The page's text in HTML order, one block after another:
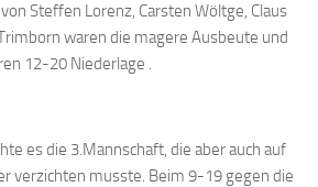
Steffen Lorenz, Carsten Wöltge, Claus
waren die magere Ausbeute und
12-20 Niederlage .
es die 3.Mannschaft, die aber auch auf
verzichten musste. Beim 9-19 gegen die